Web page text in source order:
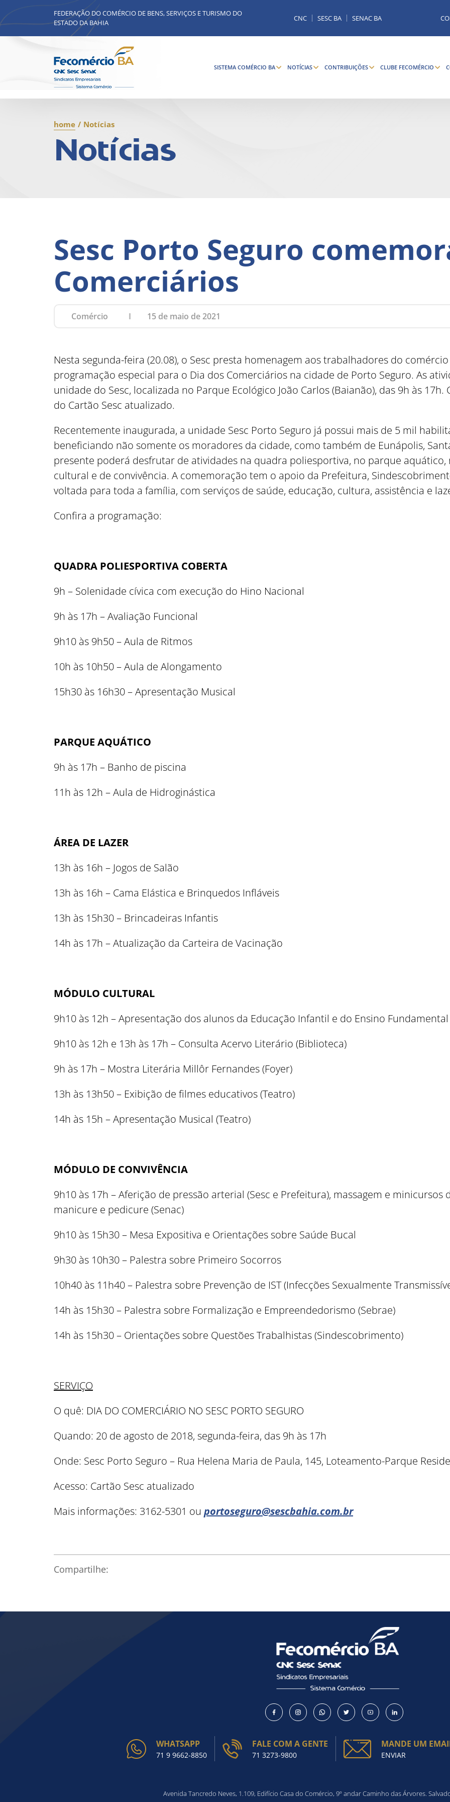
FEDERAÇÃO DO COMÉRCIO DE BENS, SERVIÇOS E TURISMO DO
ESTADO DA BAHIA
CNC SESC BA SENAC BA
SISTEMA COMÉRCIO BA NOTÍCIAS CONTRIBUIÇÕES CLUBE FECOMÉRCIO
home / Notícias
Notícias
Sesc Porto Seguro
Comerciários
Comércio 15 de maio de 2021
Nesta segunda-feira (20.08), o Sesc presta homenagem aos trabalhadores do
programação especial para o Dia dos Comerciários na cidade de Porto Seguro. As
unidade do Sesc, localizada no Parque Ecológico João Carlos (Baianão), das 9h às
do Cartão Sesc atualizado.
Recentemente inaugurada, a unidade Sesc Porto Seguro já possui mais de 5 mil
beneficiando não somente os moradores da cidade, como também de Eunápolis,
presente poderá desfrutar de atividades na quadra poliesportiva, no parque aquático,
cultural e de convivência. A comemoração tem o apoio da Prefeitura,
voltada para toda a família, com serviços de saúde, educação, cultura, assistência e
Confira a programação:
QUADRA POLIESPORTIVA COBERTA
9h – Solenidade cívica com execução do Hino Nacional
9h às 17h – Avaliação Funcional
9h10 às 9h50 – Aula de Ritmos
10h às 10h50 – Aula de Alongamento
15h30 às 16h30 – Apresentação Musical
PARQUE AQUÁTICO
9h às 17h – Banho de piscina
11h às 12h – Aula de Hidroginástica
ÁREA DE LAZER
13h às 16h – Jogos de Salão
13h às 16h – Cama Elástica e Brinquedos Infláveis
13h às 15h30 – Brincadeiras Infantis
14h às 17h – Atualização da Carteira de Vacinação
MÓDULO CULTURAL
9h10 às 12h – Apresentação dos alunos da Educação Infantil e do Ensino Fundamental
9h10 às 12h e 13h às 17h – Consulta Acervo Literário (Biblioteca)
9h às 17h – Mostra Literária Millôr Fernandes (Foyer)
13h às 13h50 – Exibição de filmes educativos (Teatro)
14h às 15h – Apresentação Musical (Teatro)
MÓDULO DE CONVIVÊNCIA
9h10 às 17h – Aferição de pressão arterial (Sesc e Prefeitura), massagem e minicursos
manicure e pedicure (Senac)
9h10 às 15h30 – Mesa Expositiva e Orientações sobre Saúde Bucal
9h30 às 10h30 – Palestra sobre Primeiro Socorros
10h40 às 11h40 – Palestra sobre Prevenção de IST (Infecções Sexualmente
14h às 15h30 – Palestra sobre Formalização e Empreendedorismo (Sebrae)
14h às 15h30 – Orientações sobre Questões Trabalhistas (Sindescobrimento)
SERVIÇO
O quê: DIA DO COMERCIÁRIO NO SESC PORTO SEGURO
Quando: 20 de agosto de 2018, segunda-feira, das 9h às 17h
Onde: Sesc Porto Seguro – Rua Helena Maria de Paula, 145, Loteamento-Parque
Acesso: Cartão Sesc atualizado
Mais informações: 3162-5301 ou portoseguro@sescbahia.com.br
Compartilhe:
WHATSAPP
71 9 9662-8850
FALE COM A GENTE
71 3273-9800
MANDE UM
ENVIAR
Avenida Tancredo Neves, 1.109, Edifício Casa do Comércio, 9º andar Caminho das Árvores.